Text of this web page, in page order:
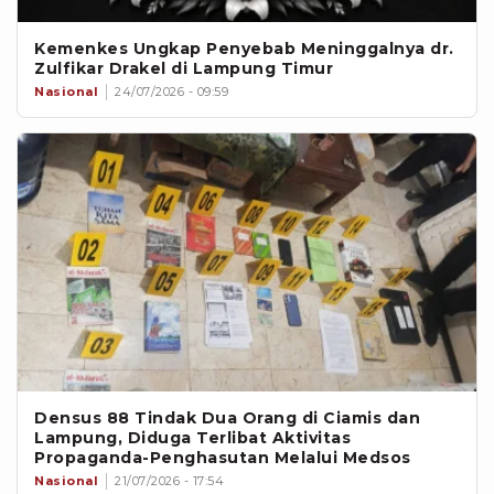
Kemenkes Ungkap Penyebab Meninggalnya dr.
Zulfikar Drakel di Lampung Timur
Nasional 24/07/2026 - 09:59
Densus 88 Tindak Dua Orang di Ciamis dan
Lampung, Diduga Terlibat Aktivitas
Propaganda-Penghasutan Melalui Medsos
Nasional 21/07/2026 - 17:54